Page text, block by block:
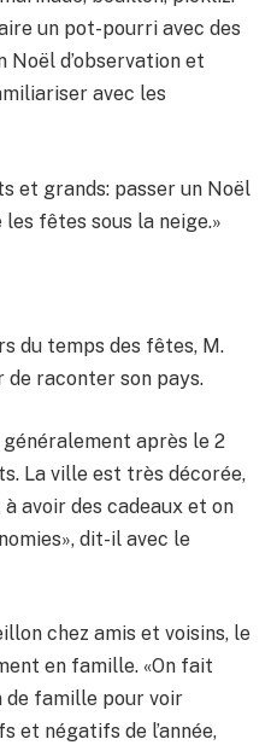
un pot-pourri avec des
Noël d’observation et
avec les
et grands: passer un Noël
les fêtes sous la neige.»
du temps des fêtes, M.
de raconter son pays.
après le 2
La ville est très décorée,
avoir des cadeaux et on
dit-il avec le
chez amis et voisins, le
en famille. «On fait
de famille pour voir
et négatifs de l’année,